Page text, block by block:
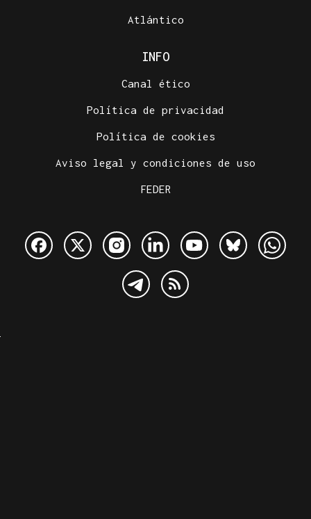
Atlántico
INFO
Canal ético
Política de privacidad
Política de cookies
Aviso legal y condiciones de uso
FEDER